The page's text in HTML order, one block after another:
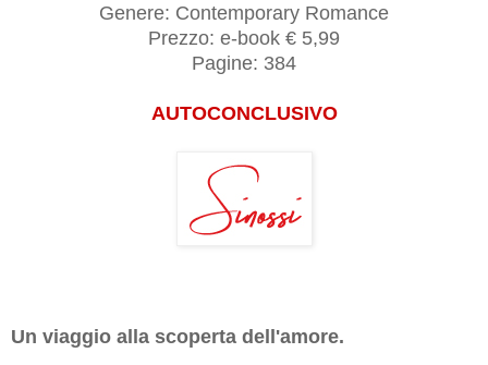
Genere: Contemporary Romance
Prezzo: e-book € 5,99
Pagine: 384
AUTOCONCLUSIVO
Un viaggio alla scoperta dell'amore.